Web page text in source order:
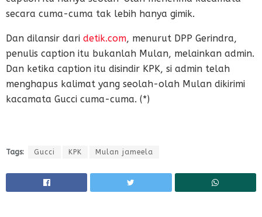
secara cuma-cuma tak lebih hanya gimik.
Dan dilansir dari detik.com, menurut DPP Gerindra,
penulis caption itu bukanlah Mulan, melainkan admin.
Dan ketika caption itu disindir KPK, si admin telah
menghapus kalimat yang seolah-olah Mulan dikirimi
kacamata Gucci cuma-cuma. (*)
Tags: Gucci KPK Mulan jameela